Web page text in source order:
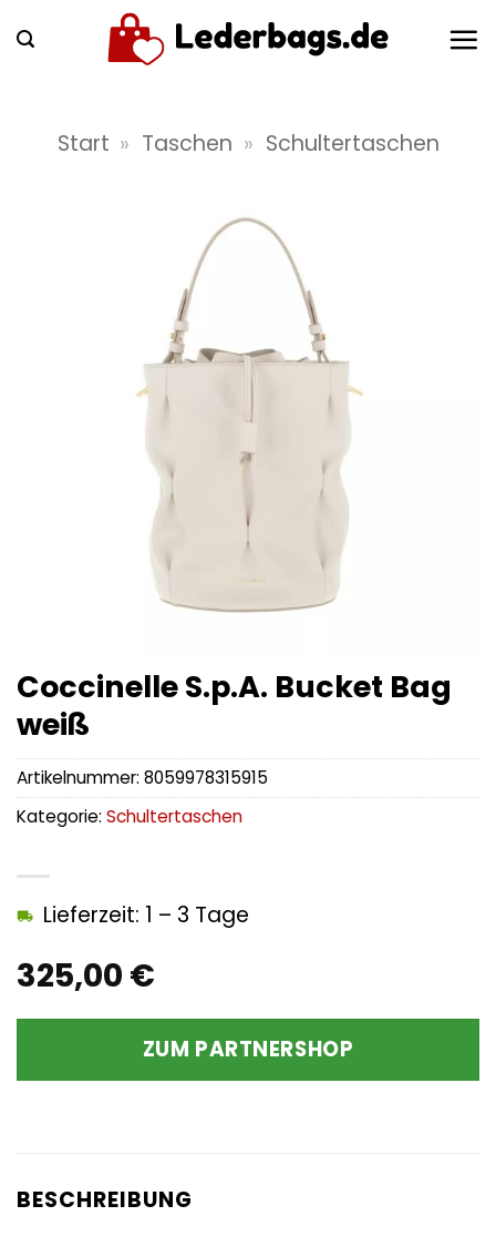
Inhalt
Start » Taschen » Schultertaschen
Coccinelle S.p.A. Bucket Bag
weiß
325,00 €
Lieferzeit: 1 – 3 Tage
ZUM PARTNERSHOP
Artikelnummer: 8059978315915
Kategorie: Schultertaschen
BESCHREIBUNG